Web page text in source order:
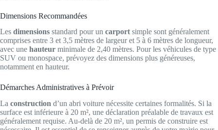
Dimensions Recommandées
Les dimensions standard pour un carport simple sont généralement
comprises entre 3 et 3,5 mètres de largeur et 5 à 6 mètres de longueur,
avec une hauteur minimale de 2,40 mètres. Pour les véhicules de type
SUV ou monospace, prévoyez des dimensions plus généreuses,
notamment en hauteur.
Démarches Administratives à Prévoir
La construction d’un abri voiture nécessite certaines formalités. Si la
surface est inférieure à 20 m², une déclaration préalable de travaux est
généralement requise. Au-delà de 20 m², un permis de construire est